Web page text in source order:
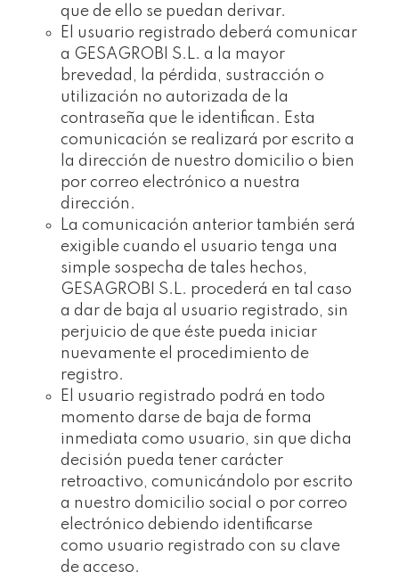
que de ello se puedan derivar.
El usuario registrado deberá comunicar
a GESAGROBI S.L. a la mayor
brevedad, la pérdida, sustracción o
utilización no autorizada de la
contraseña que le identifican. Esta
comunicación se realizará por escrito a
la dirección de nuestro domicilio o bien
por correo electrónico a nuestra
dirección.
La comunicación anterior también será
exigible cuando el usuario tenga una
simple sospecha de tales hechos,
GESAGROBI S.L. procederá en tal caso
a dar de baja al usuario registrado, sin
perjuicio de que éste pueda iniciar
nuevamente el procedimiento de
registro.
El usuario registrado podrá en todo
momento darse de baja de forma
inmediata como usuario, sin que dicha
decisión pueda tener carácter
retroactivo, comunicándolo por escrito
a nuestro domicilio social o por correo
electrónico debiendo identificarse
como usuario registrado con su clave
de acceso.